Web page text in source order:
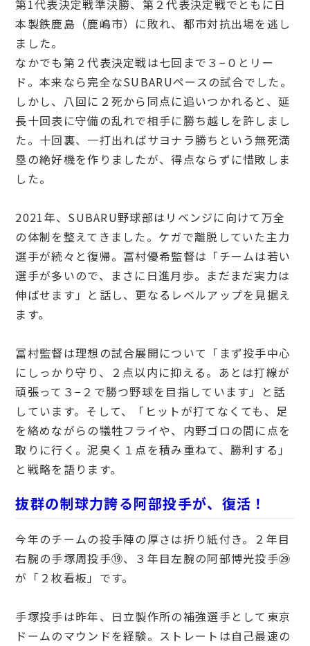
第1代表決定戦準決勝、第２代表決定戦でともに日
本製鉄鹿島（鹿嶋市）に敗れ、都市対抗出場を逃し
ました。
なかでも第２代表決定戦は七回まで３−０とリー
ド。本来なら完全なSUBARUペースの試合でした。
しかし、八回に２死から同点に追いつかれると、延
長十回表に守備の乱れで相手に勝ち越しを許しまし
た。十回裏、一打出ればサヨナラ勝ちという無死満
塁の絶好機を作りましたが、得点ならずに惜敗しま
した。
2021年、SUBARU野球部はリベンジに向けて万全
の体制を整えてきました。ケガで離脱していた主力
選手が続々と復帰。冨村優希監督は「チームは若い
選手が多いので、まさに日進月歩。まだまだ実力は
伸ばせます」と話し、更なるレベルアップを見据え
ます。
冨村監督は理想の試合展開について「まず投手中心
にしっかり守り、２点以内に抑える。あとは打線が
頑張って３−２で勝つ野球を目指しています」と話
しています。そして、「ヒットが打てなくても、足
を絡めながらの犠牲フライや、内野ゴロの間に点を
取りに行く。泥臭く１点を積み重ねて、勝利する」
と戦略を語ります。
抜群の制球力誇る阿部投手が、復活！
今年のチームの投手陣の厚さは折り紙付き。２年目
右腕の手塚周投手⑲、３年目左腕の阿部博光投手㉙
が「２枚看板」です。
手塚投手は昨年、日立製作所の補強選手として東京
ドームのマウンドを経験。ストレートは自己最速の